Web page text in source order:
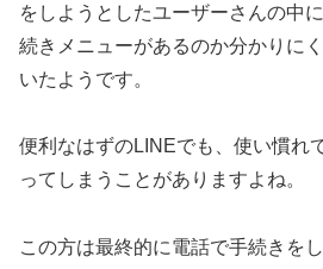
をしようとしたユーザーさんの中
続きメニューがあるのか分かりに
いたようです。
便利なはずのLINEでも、使い慣れ
ってしまうことがありますよね。
この方は最終的に電話で手続きを